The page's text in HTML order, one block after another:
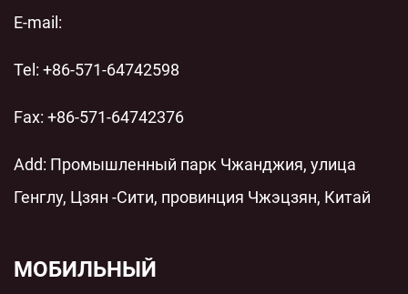
E-mail:
Tel: +86-571-64742598
Fax: +86-571-64742376
Add: Промышленный парк Чжанджия, улица
Генглу, Цзян -Сити, провинция Чжэцзян, Китай
МОБИЛЬНЫЙ